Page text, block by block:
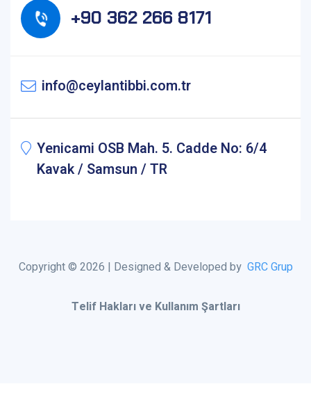
+90 362 266 8171
info@ceylantibbi.com.tr
Yenicami OSB Mah. 5. Cadde No: 6/4
Kavak / Samsun / TR
Copyright © 2026 | Designed & Developed by GRC Grup
Telif Hakları ve Kullanım Şartları